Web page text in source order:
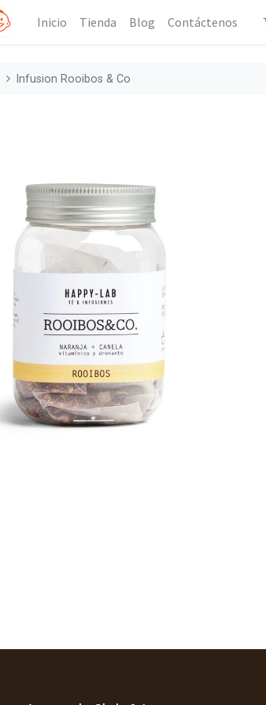
Inicio Tienda Blog Contáctenos
Infusion Rooibos & Co